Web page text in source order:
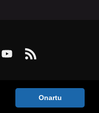
Onartu